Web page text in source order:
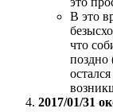
В это
что
поздно
2017/01/31